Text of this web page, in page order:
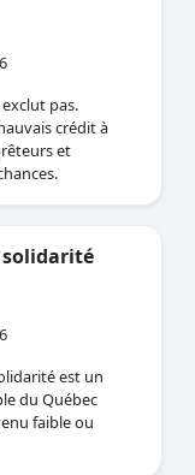
pas.
crédit à
et
est un
du Québec
faible ou